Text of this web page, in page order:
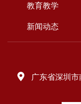
教育教学
新闻动态
广东省深圳